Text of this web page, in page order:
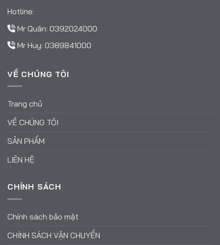
Hotline:
Mr Quân: 0392024000
Mr Huy: 0389841000
VỀ CHÚNG TÔI
Trang chủ
VỀ CHÚNG TÔI
SẢN PHẨM
LIÊN HỆ
CHÍNH SÁCH
Chính sách bảo mật
CHÍNH SÁCH VẬN CHUYỂN